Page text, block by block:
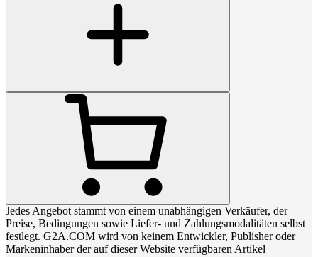
Jedes Angebot stammt von einem unabhängigen Verkäufer, der
Preise, Bedingungen sowie Liefer- und Zahlungsmodalitäten selbst
festlegt. G2A.COM wird von keinem Entwickler, Publisher oder
Markeninhaber der auf dieser Website verfügbaren Artikel